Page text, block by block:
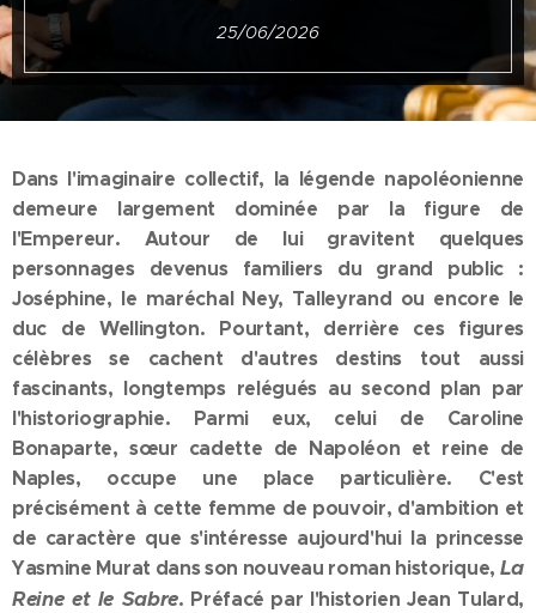
25/06/2026
Dans l'imaginaire collectif, la légende napoléonienne
demeure largement dominée par la figure de
l'Empereur. Autour de lui gravitent quelques
personnages devenus familiers du grand public :
Joséphine, le maréchal Ney, Talleyrand ou encore le
duc de Wellington. Pourtant, derrière ces figures
célèbres se cachent d'autres destins tout aussi
fascinants, longtemps relégués au second plan par
l'historiographie. Parmi eux, celui de Caroline
Bonaparte, sœur cadette de Napoléon et reine de
Naples, occupe une place particulière. C'est
précisément à cette femme de pouvoir, d'ambition et
de caractère que s'intéresse aujourd'hui la princesse
Yasmine Murat dans son nouveau roman historique, La
Reine et le Sabre. Préfacé par l'historien Jean Tulard,